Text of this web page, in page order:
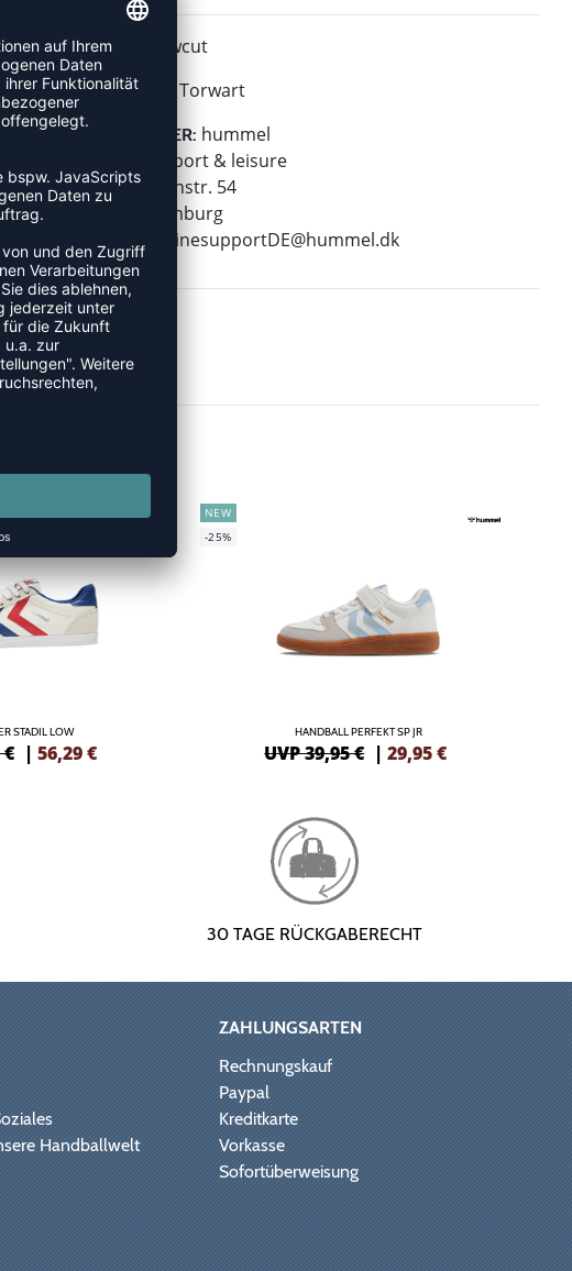
ist in
HÖHE: Lowcut
POSITION: Torwart
HERSTELLER: hummel
hummel sport & leisure
Leverkusenstr. 54
22761 Hamburg
E-Mail:
onlinesupportDE@hummel.dk
STADIL LOW
€ | 56,29€
NEW
-25%
HANDBALL PERFEKT SP JR
UVP 39,95 € |29,95€
30 TAGE RÜCKGABERECHT
Handballwelt
ZAHLUNGSARTEN
Rechnungskauf
Paypal
Kreditkarte
Vorkasse
Sofortüberweisung